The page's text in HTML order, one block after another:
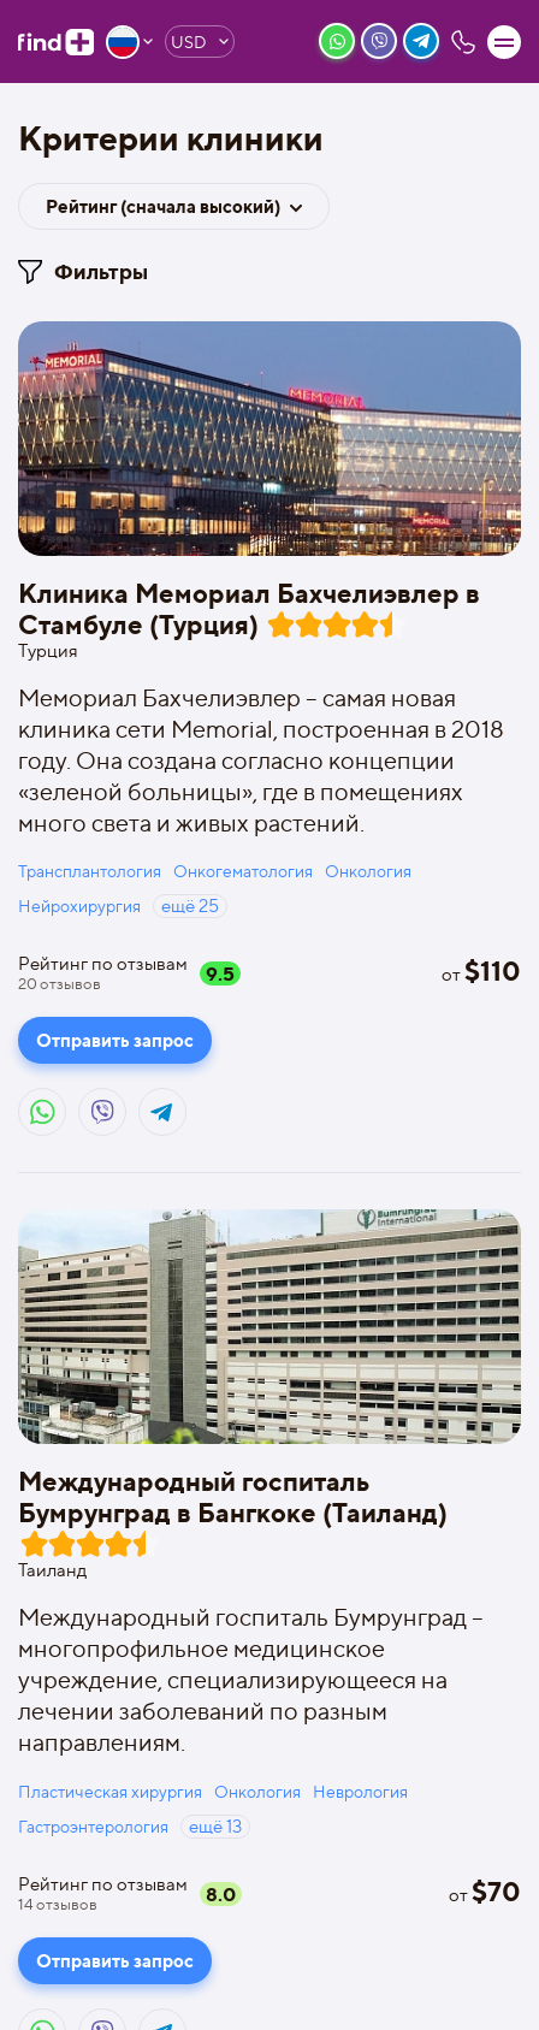
USD
Критерии клиники
Рейтинг (сначала высокий)
Фильтры
Клиника Мемориал Бахчелиэвлер в
Стамбуле (Турция)
Турция
Мемориал Бахчелиэвлер – самая новая
клиника сети Memorial, построенная в 2018
году. Она создана согласно концепции
«зеленой больницы», где в помещениях
много света и живых растений.
Трансплантология Онкогематология
Онкология
Нейрохирургия
ещё25
Рейтинг по отзывам
20отзывов 9.5 от$110
Отправить запрос
Международный госпиталь
Бумрунград в Бангкоке (Таиланд)
Таиланд
Международный госпиталь Бумрунград –
многопрофильное медицинское
учреждение, специализирующееся на
лечении заболеваний по разным
направлениям.
Пластическая хирургия Онкология
Неврология
Гастроэнтерология
ещё13
Рейтинг по отзывам
14отзывов 8.0 от$70
Отправить запрос